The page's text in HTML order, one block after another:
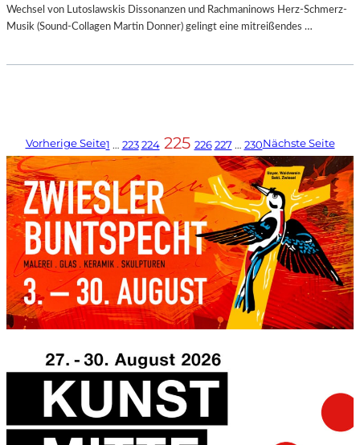
Wechsel von Lutoslawskis Dissonanzen und Rachmaninows Herz-Schmerz-
Musik (Sound-Collagen Martin Donner) gelingt eine mitreißendes …
Vorherige Seite1 … 223 224 225 226 227 … 230Nächste Seite